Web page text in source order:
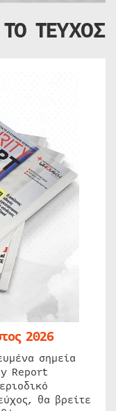
ΤΕΥΧΟΣ
2026
σημεία
Report
θα βρείτε